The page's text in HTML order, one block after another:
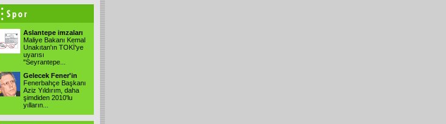
Aslantepe imzaları
Maliye Bakanı Kemal
Unakıtan'ın TOKİ'ye
uyarısı
"Seyrantepe...
Gelecek Fener'in
Fenerbahçe Başkanı
Aziz Yıldırım, daha
şimdiden 2010'lu
yılların...